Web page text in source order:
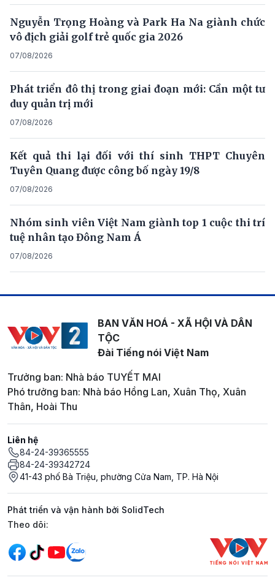
Nguyễn Trọng Hoàng và Park Ha Na giành chức
vô địch giải golf trẻ quốc gia 2026
07/08/2026
Phát triển đô thị trong giai đoạn mới: Cần một tư
duy quản trị mới
07/08/2026
Kết quả thi lại đối với thí sinh THPT Chuyên
Tuyên Quang được công bố ngày 19/8
07/08/2026
Nhóm sinh viên Việt Nam giành top 1 cuộc thi trí
tuệ nhân tạo Đông Nam Á
07/08/2026
BAN VĂN HOÁ - XÃ HỘI VÀ DÂN
TỘC
Đài Tiếng nói Việt Nam
Trưởng ban: Nhà báo TUYẾT MAI
Phó trưởng ban: Nhà báo Hồng Lan, Xuân Thọ, Xuân
Thân, Hoài Thu
Liên hệ
84-24-39365555
84-24-39342724
41-43 phố Bà Triệu, phường Cửa Nam, TP. Hà Nội
Phát triển và vận hành bởi SolidTech
Mạng xã hội
Theo dõi: